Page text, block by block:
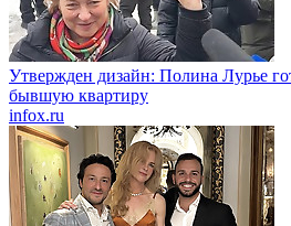
Утвержден дизайн: Полина Лурье
бывшую квартиру
infox.ru